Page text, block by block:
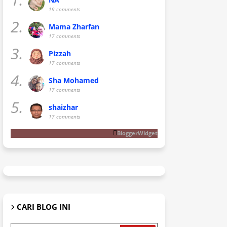
19 comments
2. Mama Zharfan
17 comments
3. Pizzah
17 comments
4. Sha Mohamed
17 comments
5. shaizhar
17 comments
BloggerWidget
CARI BLOG INI